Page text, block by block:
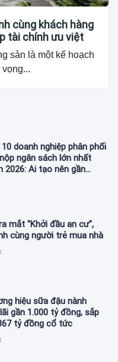
cùng khách hàng
tài chính ưu việt
sản là một kế hoạch
doanh nghiệp phân phối
ngân sách lớn nhất
2026: Ai tạo nên gần
mắt "Khởi đầu an cư",
cùng người trẻ mua nhà
hiệu sữa đậu nành
gần 1.000 tỷ đồng, sắp
tỷ đồng cổ tức